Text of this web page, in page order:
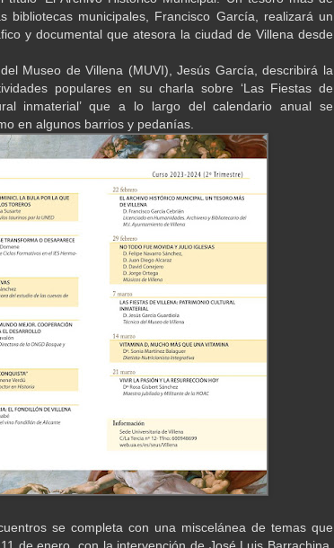
bibliotecas municipales, Francisco García, realizará un
y documental que atesora la ciudad de Villena desde
Museo de Villena (MUVI), Jesús García, describirá la
populares en su charla sobre ‘Las Fiestas de
inmaterial’ que a lo largo del calendario anual se
en algunos barrios y pedanías.
se completa con una miscelánea de temas que